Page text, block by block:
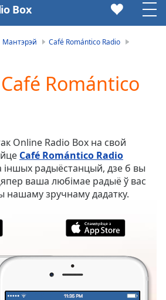
Box
Мантэрэй
Café Romántico Radio
Romántico
Online Radio Box на свой
Café Romántico Radio
іншых радыёстанцый, дзе б вы
ваша любімае радыё ў вас
нашаму зручнаму дадатку.